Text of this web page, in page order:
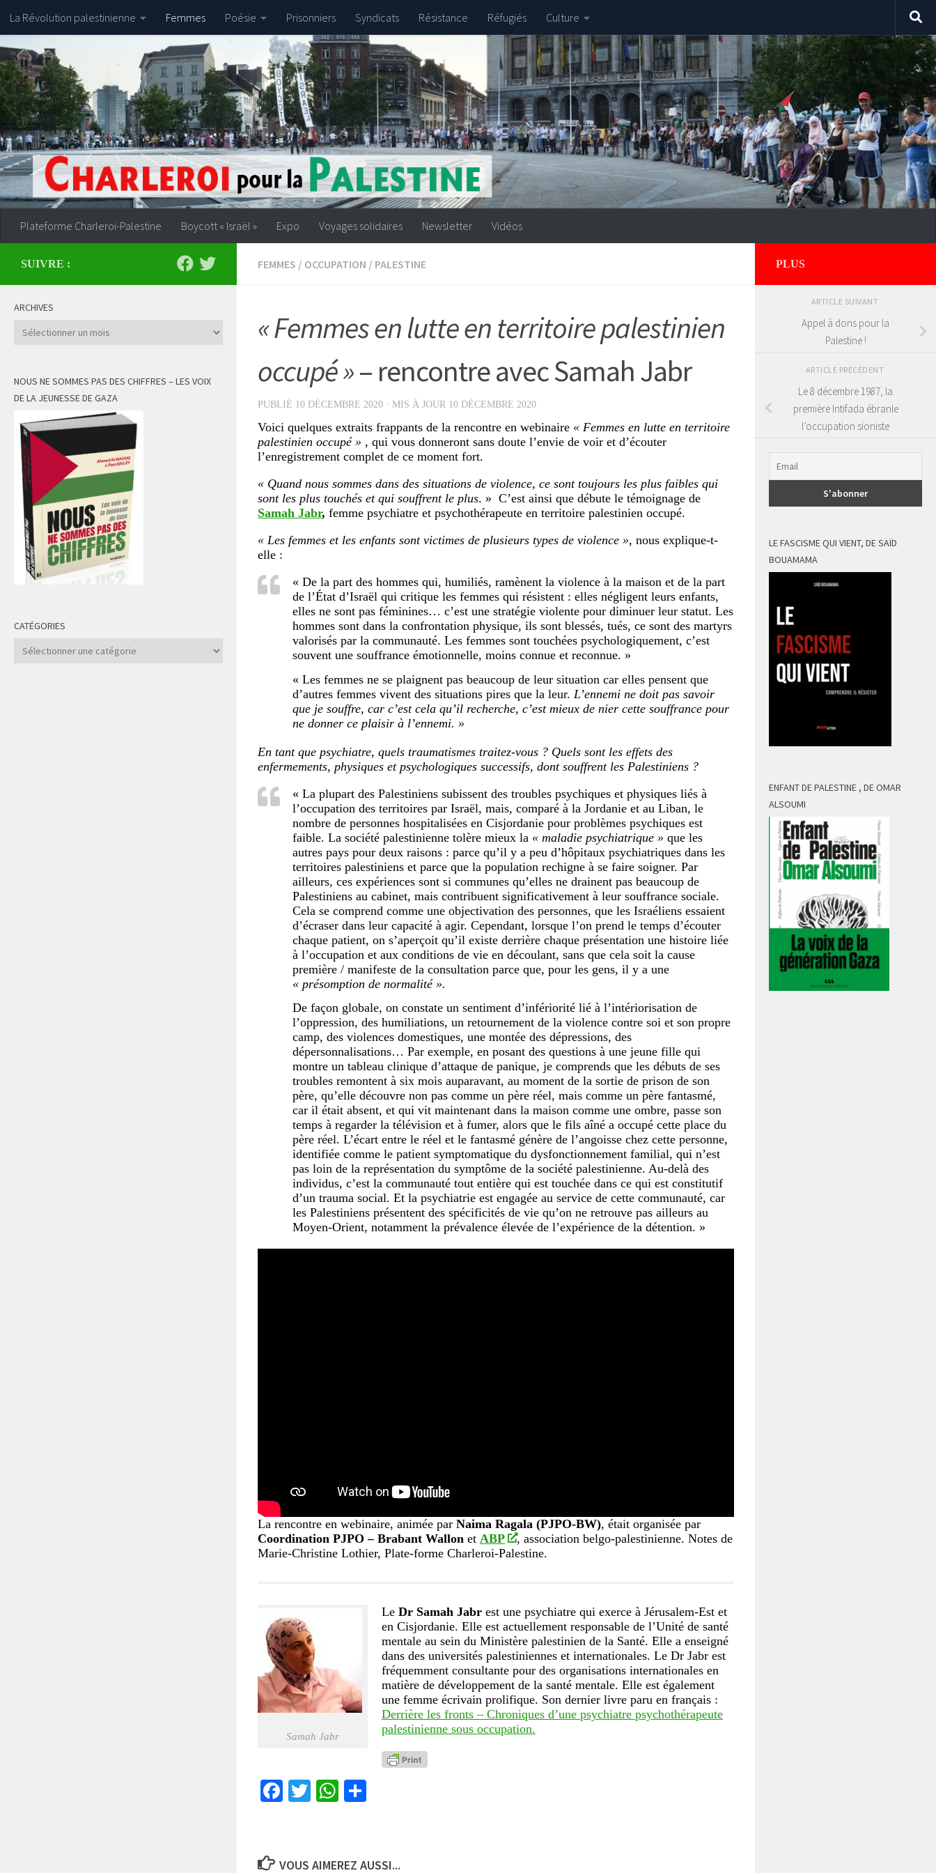
Skip to content
La Révolution palestinienne Femmes Poésie Prisonniers Syndicats Résistance Réfugiés Culture
Plateforme Charleroi-Palestine Boycott « Israël » Expo Voyages solidaires Newsletter Vidéos
FEMMES / OCCUPATION / PALESTINE
« Femmes en lutte en territoire palestinien
occupé »– rencontre avec Samah Jabr
PUBLIÉ 10 DÉCEMBRE 2020 · MIS À JOUR 10 DÉCEMBRE 2020
Voici quelques extraits frappants de la rencontre en webinaire « Femmes en lutte en territoire
palestinien occupé » , qui vous donneront sans doute l’envie de voir et d’écouter
l’enregistrement complet de ce moment fort.
« Quand nous sommes dans des situations de violence, ce sont toujours les plus faibles qui
sont les plus touchés et qui souffrent le plus. » C’est ainsi que débute le témoignage de
Samah Jabr, femme psychiatre et psychothérapeute en territoire palestinien occupé.
« Les femmes et les enfants sont victimes de plusieurs types de violence », nous explique-t-
elle :
« De la part des hommes qui, humiliés, ramènent la violence à la maison et de la part
de l’État d’Israël qui critique les femmes qui résistent : elles négligent leurs enfants,
elles ne sont pas féminines… c’est une stratégie violente pour diminuer leur statut. Les
hommes sont dans la confrontation physique, ils sont blessés, tués, ce sont des martyrs
valorisés par la communauté. Les femmes sont touchées psychologiquement, c’est
souvent une souffrance émotionnelle, moins connue et reconnue. »
« Les femmes ne se plaignent pas beaucoup de leur situation car elles pensent que
d’autres femmes vivent des situations pires que la leur. L’ennemi ne doit pas savoir
que je souffre, car c’est cela qu’il recherche, c’est mieux de nier cette souffrance pour
ne donner ce plaisir à l’ennemi. »
En tant que psychiatre, quels traumatismes traitez-vous ? Quels sont les effets des
enfermements, physiques et psychologiques successifs, dont souffrent les Palestiniens ?
« La plupart des Palestiniens subissent des troubles psychiques et physiques liés à
l’occupation des territoires par Israël, mais, comparé à la Jordanie et au Liban, le
nombre de personnes hospitalisées en Cisjordanie pour problèmes psychiques est
faible. La société palestinienne tolère mieux la « maladie psychiatrique » que les
autres pays pour deux raisons : parce qu’il y a peu d’hôpitaux psychiatriques dans les
territoires palestiniens et parce que la population rechigne à se faire soigner. Par
ailleurs, ces expériences sont si communes qu’elles ne drainent pas beaucoup de
Palestiniens au cabinet, mais contribuent significativement à leur souffrance sociale.
Cela se comprend comme une objectivation des personnes, que les Israéliens essaient
d’écraser dans leur capacité à agir. Cependant, lorsque l’on prend le temps d’écouter
chaque patient, on s’aperçoit qu’il existe derrière chaque présentation une histoire liée
à l’occupation et aux conditions de vie en découlant, sans que cela soit la cause
première / manifeste de la consultation parce que, pour les gens, il y a une
« présomption de normalité ».
De façon globale, on constate un sentiment d’infériorité lié à l’intériorisation de
l’oppression, des humiliations, un retournement de la violence contre soi et son propre
camp, des violences domestiques, une montée des dépressions, des
dépersonnalisations… Par exemple, en posant des questions à une jeune fille qui
montre un tableau clinique d’attaque de panique, je comprends que les débuts de ses
troubles remontent à six mois auparavant, au moment de la sortie de prison de son
père, qu’elle découvre non pas comme un père réel, mais comme un père fantasmé,
car il était absent, et qui vit maintenant dans la maison comme une ombre, passe son
temps à regarder la télévision et à fumer, alors que le fils aîné a occupé cette place du
père réel. L’écart entre le réel et le fantasmé génère de l’angoisse chez cette personne,
identifiée comme le patient symptomatique du dysfonctionnement familial, qui n’est
pas loin de la représentation du symptôme de la société palestinienne. Au-delà des
individus, c’est la communauté tout entière qui est touchée dans ce qui est constitutif
d’un trauma social. Et la psychiatrie est engagée au service de cette communauté, car
les Palestiniens présentent des spécificités de vie qu’on ne retrouve pas ailleurs au
Moyen-Orient, notamment la prévalence élevée de l’expérience de la détention. »
La rencontre en webinaire, animée par Naima Ragala (PJPO-BW), était organisée par
Coordination PJPO – Brabant Wallon et ABP
, association belgo-palestinienne. Notes de
Marie-Christine Lothier, Plate-forme Charleroi-Palestine.
Samah Jabr
Le Dr Samah Jabr est une psychiatre qui exerce à Jérusalem-Est et
en Cisjordanie. Elle est actuellement responsable de l’Unité de santé
mentale au sein du Ministère palestinien de la Santé. Elle a enseigné
dans des universités palestiniennes et internationales. Le Dr Jabr est
fréquemment consultante pour des organisations internationales en
matière de développement de la santé mentale. Elle est également
une femme écrivain prolifique. Son dernier livre paru en français :
Derrière les fronts – Chroniques d’une psychiatre psychothérapeute
palestinienne sous occupation.
Facebook
TwitterWhatsApp
VOUS AIMEREZ AUSSI...
SUIVRE :
ARCHIVES
Archives
NOUS NE SOMMES PAS DES CHIFFRES – LES VOIX
DE LA JEUNESSE DE GAZA
CATÉGORIES
Catégories
PLUS
ARTICLE SUIVANT
Appel à dons pour la
Palestine !
ARTICLE PRÉCÉDENT
Le 8 décembre 1987, la
première Intifada ébranle
l’occupation sioniste
LE FASCISME QUI VIENT, DE SAÏD
BOUAMAMA
ENFANT DE PALESTINE , DE OMAR
ALSOUMI